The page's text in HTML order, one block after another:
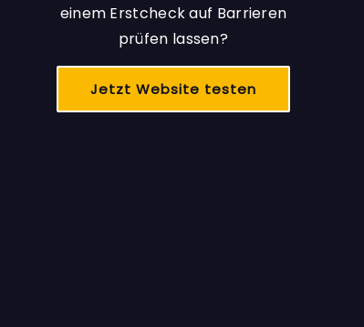
einem Erstcheck auf Barrieren
prüfen lassen?
Jetzt Website testen